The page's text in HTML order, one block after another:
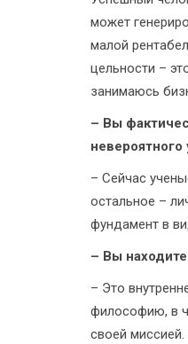
может
малой
цельности –
занимаюсь
– Вы
– Сейчас
остальное –
фундамент в
– Вы
– Это
философию, в
своей